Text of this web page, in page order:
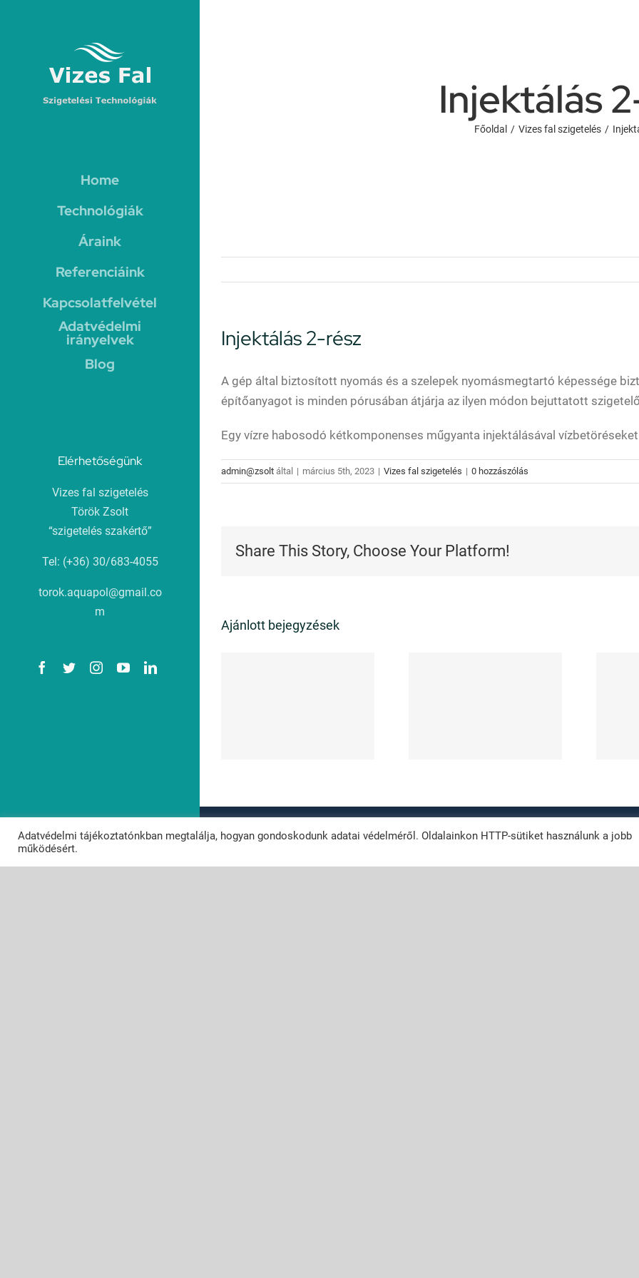
Home
Technológiák
Áraink
Referenciáink
Kapcsolatfelvétel
Adatvédelmi
irányelvek
Blog
Elérhetőségünk
Vizes fal szigetelés
Török Zsolt
“szigetelés szakértő”
Tel: (+36) 30/683-4055
torok.aquapol@gmail.co
m
Facebook
TwitterInstagram
YouTubeLinkedIn
Injektálás
Főoldal / Vizes fal szigetelés /
Injektálás 2-rész
A gép által biztosított nyomás és a szelepek nyomásmegtartó képessége
építőanyagot is minden pórusában átjárja az ilyen módon bejuttatott
Egy vízre habosodó kétkomponenses műgyanta injektálásával
admin@zsolt által | március 5th, 2023 | Vizes fal szigetelés | 0 hozzászólás
Share This Story, Choose Your Platform!
Ajánlott bejegyzések
© Copyright 2012 - 2026 | Vizes fal szigetelés | Szigetelés technológia
| All Rights Reserved |
Adatvédelmi tájékoztatónkban megtalálja, hogyan gondoskodunk adatai védelméről. Oldalainkon HTTP-sütiket használunk a jobb
működésért.